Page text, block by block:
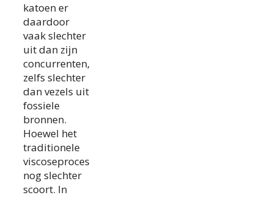
katoen er
daardoor
vaak slechter
uit dan zijn
concurrenten,
zelfs slechter
dan vezels uit
fossiele
bronnen.
Hoewel het
traditionele
viscoseproces
nog slechter
scoort. In